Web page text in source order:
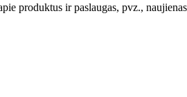
produktus ir paslaugas, pvz.,